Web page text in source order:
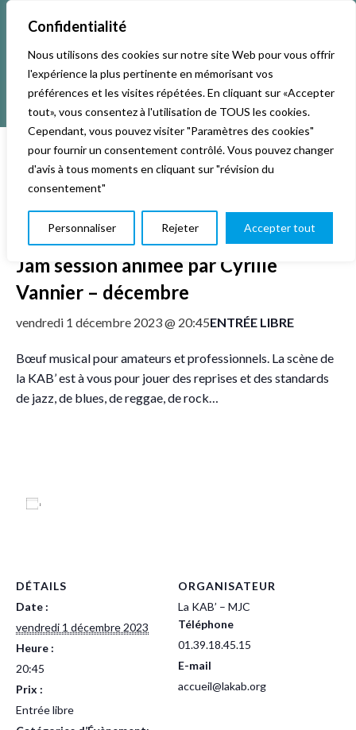
Confidentialité
Nous utilisons des cookies sur notre site Web pour vous offrir
l'expérience la plus pertinente en mémorisant vos
préférences et les visites répétées. En cliquant sur «Accepter
tout», vous consentez à l'utilisation de TOUS les cookies.
Cependant, vous pouvez visiter "Paramètres des cookies"
pour fournir un consentement contrôlé. Vous pouvez changer
d'avis à tous moments en cliquant sur "révision du
consentement"
Personnaliser Rejeter Accepter tout
« Tous les Évènements
Cet évènement est passé.
Jam session animée par Cyrille
Vannier – décembre
vendredi 1 décembre 2023 @ 20:45ENTRÉE LIBRE
Bœuf musical pour amateurs et professionnels. La scène de
la KAB’ est à vous pour jouer des reprises et des standards
de jazz, de blues, de reggae, de rock…
DÉTAILS
Date :
vendredi 1 décembre 2023
Heure :
20:45
Prix :
Entrée libre
ORGANISATEUR
La KAB’ – MJC
Téléphone
01.39.18.45.15
E-mail
accueil@lakab.org